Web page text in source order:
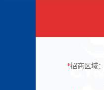
*招商区域：